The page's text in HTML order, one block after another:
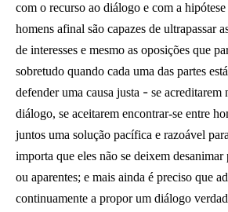
com o recurso ao diálogo e com a
homens afinal são capazes de ultrapassar
de interesses e mesmo as oposições que
sobretudo quando cada uma das partes
defender uma causa justa - se acreditarem
diálogo, se aceitarem encontrar-se entre
juntos uma solução pacífica e razoável
importa que eles não se deixem desanimar
ou aparentes; e mais ainda é preciso que
continuamente a propor um diálogo